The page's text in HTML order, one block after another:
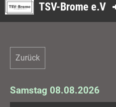
TSV-Brome e.V
Zurück
Samstag 08.08.2026